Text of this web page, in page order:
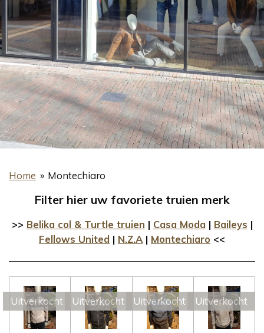
Home » Montechiaro
Filter hier uw favoriete truien merk
>> Belika col & Turtle truien | Casa Moda | Baileys |
Fellows United | N.Z.A | Montechiaro <<
Uitverkocht Uitverkocht Uitverkocht Uitverkocht